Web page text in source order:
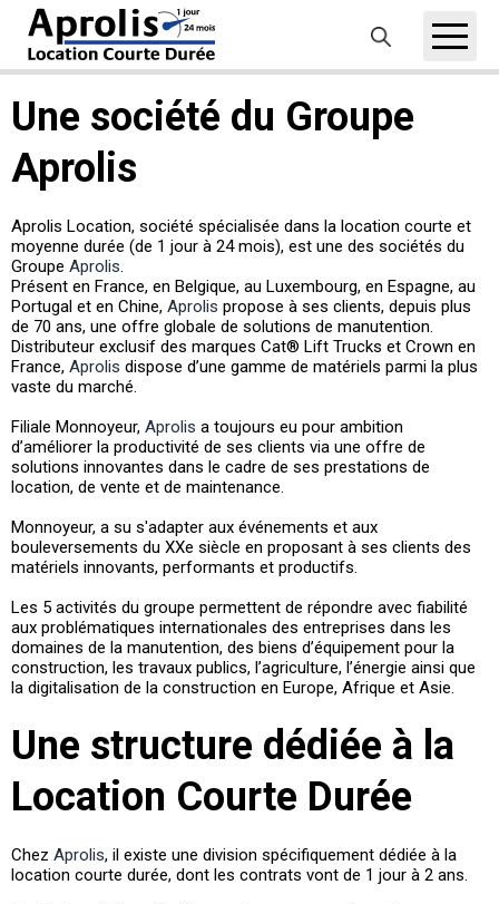
Aller
au
contenu
principal
Rechercher
Une société du Groupe
Aprolis
Aprolis Location, société spécialisée dans la location courte et
moyenne durée (de 1 jour à 24 mois), est une des sociétés du
Groupe Aprolis.
Présent en France, en Belgique, au Luxembourg, en Espagne, au
Portugal et en Chine, Aprolis propose à ses clients, depuis plus
de 70 ans, une offre globale de solutions de manutention.
Distributeur exclusif des marques Cat® Lift Trucks et Crown en
France, Aprolis dispose d’une gamme de matériels parmi la plus
vaste du marché.
Filiale Monnoyeur, Aprolis a toujours eu pour ambition
d’améliorer la productivité de ses clients via une offre de
solutions innovantes dans le cadre de ses prestations de
location, de vente et de maintenance.
Monnoyeur, a su s'adapter aux événements et aux
bouleversements du XXe siècle en proposant à ses clients des
matériels innovants, performants et productifs.
Les 5 activités du groupe permettent de répondre avec fiabilité
aux problématiques internationales des entreprises dans les
domaines de la manutention, des biens d’équipement pour la
construction, les travaux publics, l’agriculture, l’énergie ainsi que
la digitalisation de la construction en Europe, Afrique et Asie.
Une structure dédiée à la
Location Courte Durée
Chez Aprolis, il existe une division spécifiquement dédiée à la
location courte durée, dont les contrats vont de 1 jour à 2 ans.
Panneau de gestion des cookies